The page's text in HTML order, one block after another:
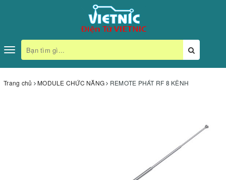
Toggle
navigation
Trang chủ MODULE CHỨC NĂNG REMOTE PHÁT RF 8 KÊNH